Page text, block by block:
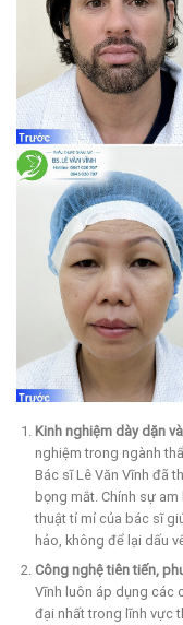
Kinh nghiệm dày dặn
nghiệm trong ngành
Bác sĩ Lê Văn Vĩnh đã
bọng mắt. Chính sự am
thuật tỉ mỉ của bác sĩ
hảo, không để lại dấu
Công nghệ tiên tiến,
Vĩnh luôn áp dụng các
đại nhất trong lĩnh vực